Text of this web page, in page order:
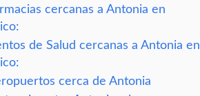
cercanas a Antonia en
de Salud cercanas a Antonia en
cerca de Antonia